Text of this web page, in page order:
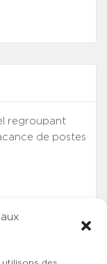
regroupant
de postes